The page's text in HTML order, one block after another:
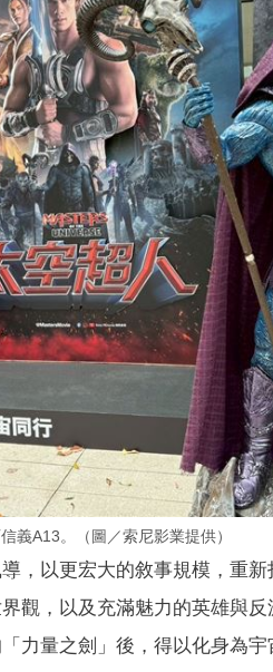
義A13。（圖／索尼影業提供）
，以更宏大的敘事規模，重
觀，以及充滿魅力的英雄與
力量之劍」後，得以化身為